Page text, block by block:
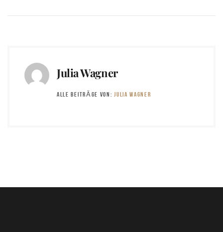
Julia Wagner
ALLE BEITRÄGE VON: JULIA WAGNER